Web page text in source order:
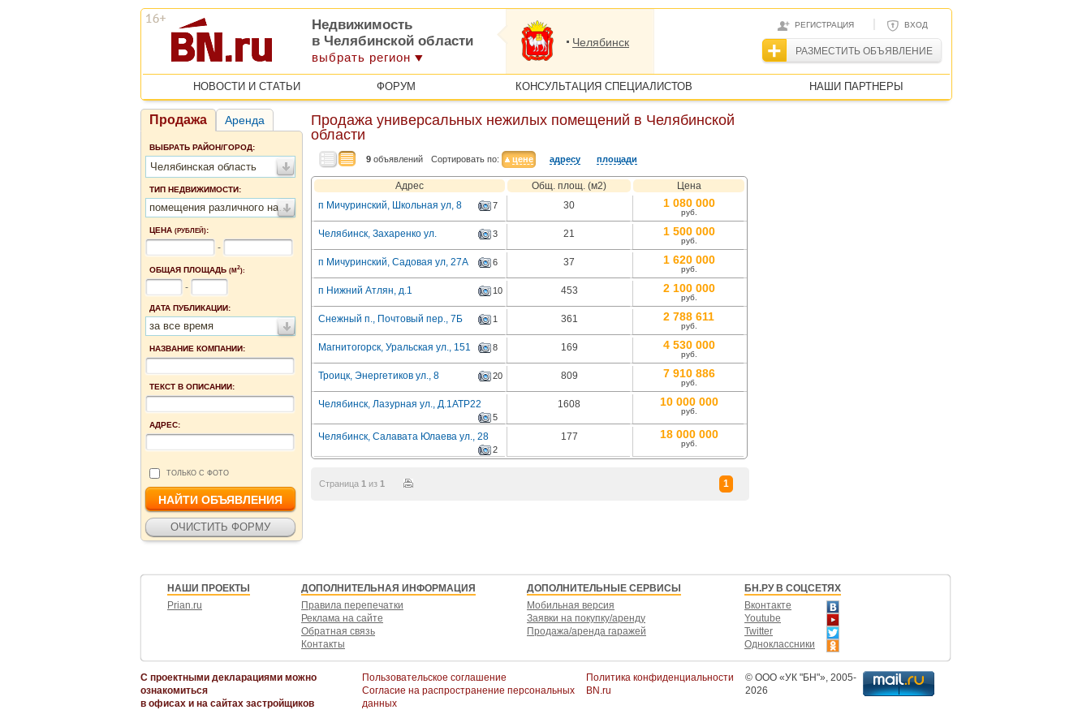
РЕГИСТРАЦИЯ | ВХОД
РАЗМЕСТИТЬ ОБЪЯВЛЕНИЕ
Недвижимость
в Челябинской области
выбрать регион
Челябинск
НОВОСТИ И СТАТЬИ ФОРУМ КОНСУЛЬТАЦИЯ СПЕЦИАЛИСТОВ НАШИ ПАРТНЕРЫ
Продажа Аренда
ВЫБРАТЬ РАЙОН/ГОРОД:
Челябинская область
ТИП НЕДВИЖИМОСТИ:
помещения различного назначения
ЦЕНА (РУБЛЕЙ):
-
ОБЩАЯ ПЛОЩАДЬ (М2):
-
ДАТА ПУБЛИКАЦИИ:
за все время
НАЗВАНИЕ КОМПАНИИ:
ТЕКСТ В ОПИСАНИИ:
АДРЕС:
ТОЛЬКО С ФОТО
Продажа универсальных нежилых помещений в Челябинской
области
9 объявлений Сортировать по: цене адресу площади
Адрес Общ. площ. (м2)
Цена
п Мичуринский, Школьная ул, 8
7 30 1 080 000
руб.
Челябинск, Захаренко ул. 3 21 1 500 000
руб.
п Мичуринский, Садовая ул, 27А 6 37 1 620 000
руб.
п Нижний Атлян, д.1 10 453 2 100 000
руб.
Снежный п., Почтовый пер., 7Б 1 361 2 788 611
руб.
Магнитогорск, Уральская ул., 151 8 169 4 530 000
руб.
Троицк, Энергетиков ул., 8 20 809 7 910 886
руб.
Челябинск, Лазурная ул., Д.1АТР22
5
1608 10 000 000
руб.
Челябинск, Салавата Юлаева ул., 28
2
177 18 000 000
руб.
Страница 1 из 1 1
НАШИ ПРОЕКТЫ
Prian.ru
ДОПОЛНИТЕЛЬНАЯ ИНФОРМАЦИЯ
Правила перепечатки
Реклама на сайте
Обратная связь
Контакты
ДОПОЛНИТЕЛЬНЫЕ СЕРВИСЫ
Мобильная версия
Заявки на покупку/аренду
Продажа/аренда гаражей
БН.РУ В СОЦСЕТЯХ
Вконтакте
Youtube
Twitter
Одноклассники
С проектными декларациями можно
ознакомиться
в офисах и на сайтах застройщиков
Пользовательское соглашение
Согласие на распространение персональных
данных
Политика конфиденциальности
BN.ru
© ООО «УК "БН"» , 2005-
2026